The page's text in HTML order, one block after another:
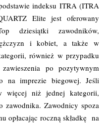
indeksu ITRA (ITRA
Elite jest oferowany
dziesiątki zawodników,
i kobiet, a także w
również w przypadku
po pozytywnym
na imprezie biegowej. Jeśli
więcej niż jednej kategorii,
zawodnika. Zawodnicy spoza
opłacając roczną składkę na